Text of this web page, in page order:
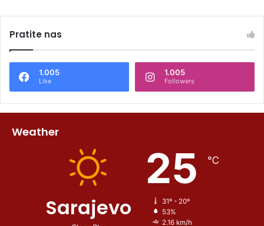
Pratite nas
1.005
Like
1.005
Followers
Weather
Sarajevo
25 ℃
31º - 20º
53%
2.16 km/h